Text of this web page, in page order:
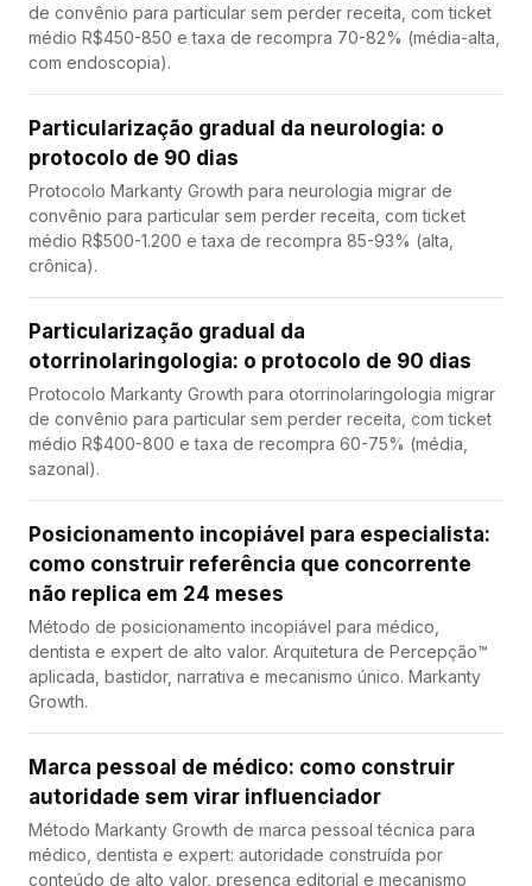
de convênio para particular sem perder receita, com ticket
médio R$450-850 e taxa de recompra 70-82% (média-alta,
com endoscopia).
Particularização gradual da neurologia: o
protocolo de 90 dias
Protocolo Markanty Growth para neurologia migrar de
convênio para particular sem perder receita, com ticket
médio R$500-1.200 e taxa de recompra 85-93% (alta,
crônica).
Particularização gradual da
otorrinolaringologia: o protocolo de 90 dias
Protocolo Markanty Growth para otorrinolaringologia migrar
de convênio para particular sem perder receita, com ticket
médio R$400-800 e taxa de recompra 60-75% (média,
sazonal).
Posicionamento incopiável para especialista:
como construir referência que concorrente
não replica em 24 meses
Método de posicionamento incopiável para médico,
dentista e expert de alto valor. Arquitetura de Percepção™
aplicada, bastidor, narrativa e mecanismo único. Markanty
Growth.
Marca pessoal de médico: como construir
autoridade sem virar influenciador
Método Markanty Growth de marca pessoal técnica para
médico, dentista e expert: autoridade construída por
conteúdo de alto valor, presença editorial e mecanismo